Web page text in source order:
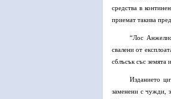
средства в
приемат такива
“Лос
свалени от
сблъсък със земята
Изданието
заменени с чужди,